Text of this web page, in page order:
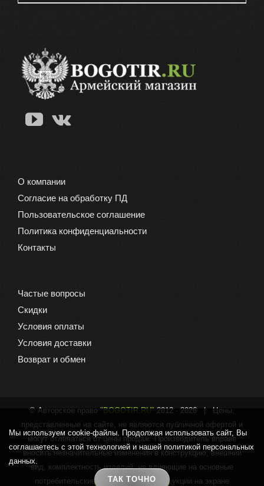
О компании
Согласие на обработку ПД
Пользовательское соглашение
Политика конфиденциальности
Контакты
Частые вопросы
Скидки
Условия оплаты
Условия доставки
Возврат и обмен
© Авторское право "BOGOTIR.RU" 2012 - 2026 | Цены,
представленные на сайте, не являются публичной офертой и
могут отличаться от цены продаж. Производитель вправе
вносить незначительные изменения в конструкцию, внешний
вид, комплектность изделий, не влияющие на основные
потребительские свойства. Цвет продукции на экране
Мы используем cookie-файлы. Продолжая использовать сайт, Вы
соглашаетесь с этой технологией и нашей политикой персональных
данных.
ТАК ТОЧНО